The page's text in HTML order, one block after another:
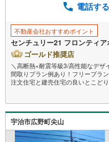
電話する
不動産会社おすすめポイント
センチュリー21 フロンティ
ゴールド推奨店
＼高断熱×耐震等級3/高性能なデザ
間取りプラン例あり！フリープラ
注文住宅と建売住宅の良いとこど
＜特徴＞
・全2区画好評分譲中！
・丁度良い東向きのお家！朝には
・前面道路は約6m！開放的で駐車
宇治市広野町尖山